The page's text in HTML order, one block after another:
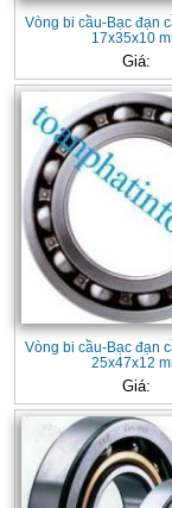
Vòng bi cầu-Bạc đạn
17x35x10
Giá:
Vòng bi cầu-Bạc đạn
25x47x12
Giá: